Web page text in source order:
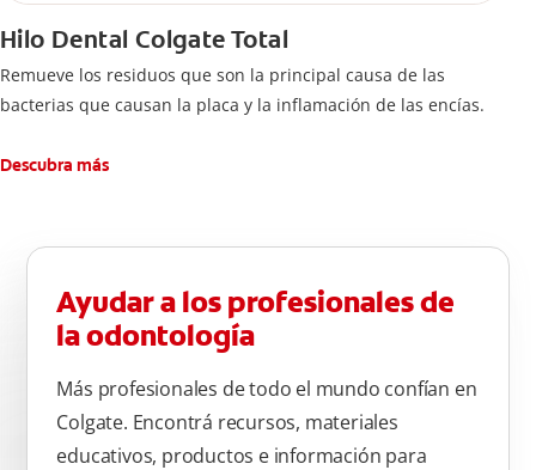
Hilo Dental Colgate Total
Remueve los residuos que son la principal causa de las
bacterias que causan la placa y la inflamación de las encías.
Descubra más
Ayudar a los profesionales de
la odontología
Más profesionales de todo el mundo confían en
Colgate. Encontrá recursos, materiales
educativos, productos e información para